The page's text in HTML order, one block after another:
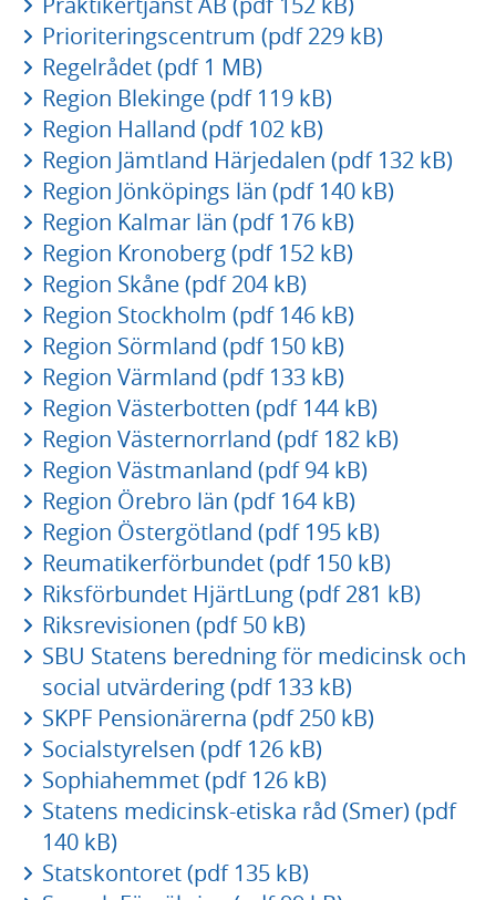
Prioriteringscentrum (pdf 229 kB)
Regelrådet (pdf 1 MB)
Region Blekinge (pdf 119 kB)
Region Halland (pdf 102 kB)
Region Jämtland Härjedalen (pdf 132 kB)
Region Jönköpings län (pdf 140 kB)
Region Kalmar län (pdf 176 kB)
Region Kronoberg (pdf 152 kB)
Region Skåne (pdf 204 kB)
Region Stockholm (pdf 146 kB)
Region Sörmland (pdf 150 kB)
Region Värmland (pdf 133 kB)
Region Västerbotten (pdf 144 kB)
Region Västernorrland (pdf 182 kB)
Region Västmanland (pdf 94 kB)
Region Örebro län (pdf 164 kB)
Region Östergötland (pdf 195 kB)
Reumatikerförbundet (pdf 150 kB)
Riksförbundet HjärtLung (pdf 281 kB)
Riksrevisionen (pdf 50 kB)
SBU Statens beredning för medicinsk och
social utvärdering (pdf 133 kB)
SKPF Pensionärerna (pdf 250 kB)
Socialstyrelsen (pdf 126 kB)
Sophiahemmet (pdf 126 kB)
Statens medicinsk-etiska råd (Smer) (pdf
140 kB)
Statskontoret (pdf 135 kB)